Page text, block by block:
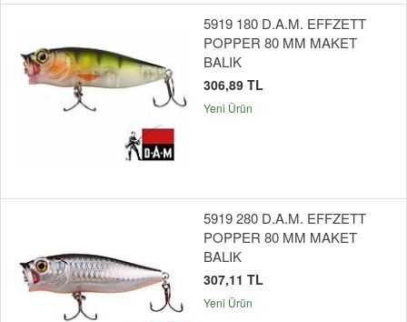
5919 180 D.A.M. EFFZETT
POPPER 80 MM MAKET
BALIK
306,89 TL
Yeni Ürün
5919 280 D.A.M. EFFZETT
POPPER 80 MM MAKET
BALIK
307,11 TL
Yeni Ürün